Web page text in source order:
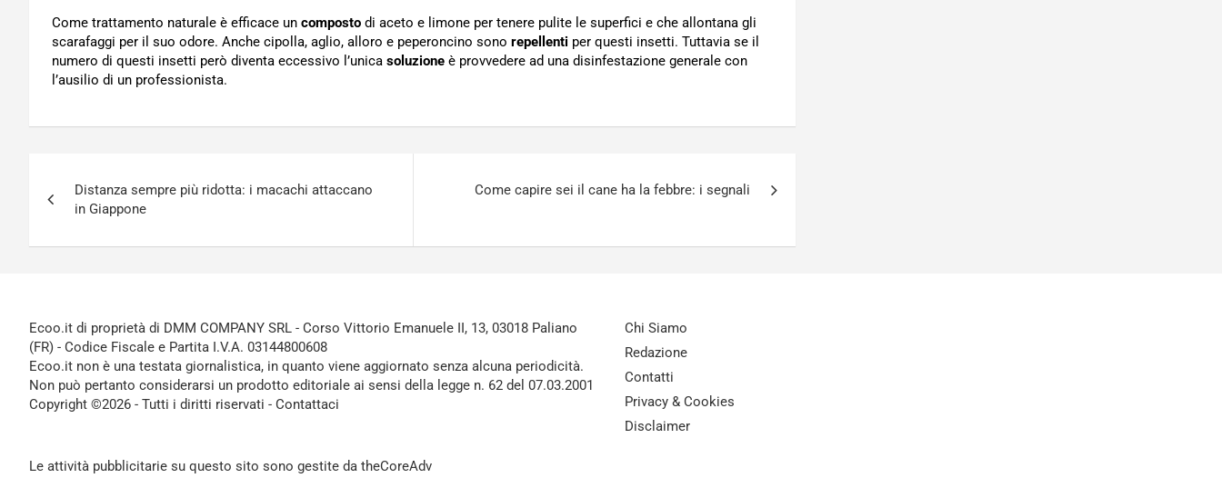
Come trattamento naturale è efficace un composto di aceto e limone per tenere pulite le superfici e che allontana gli
scarafaggi per il suo odore. Anche cipolla, aglio, alloro e peperoncino sono repellenti per questi insetti. Tuttavia se il
numero di questi insetti però diventa eccessivo l’unica soluzione è provvedere ad una disinfestazione generale con
l’ausilio di un professionista.
articoli
Distanza sempre più ridotta: i macachi attaccano
in Giappone
Come capire sei il cane ha la febbre: i segnali
Ecoo.it di proprietà di DMM COMPANY SRL - Corso Vittorio Emanuele II, 13, 03018 Paliano
(FR) - Codice Fiscale e Partita I.V.A. 03144800608
Ecoo.it non è una testata giornalistica, in quanto viene aggiornato senza alcuna periodicità.
Non può pertanto considerarsi un prodotto editoriale ai sensi della legge n. 62 del 07.03.2001
Copyright ©2026 - Tutti i diritti riservati - Contattaci
Le attività pubblicitarie su questo sito sono gestite da theCoreAdv
Chi Siamo
Redazione
Contatti
Privacy & Cookies
Disclaimer